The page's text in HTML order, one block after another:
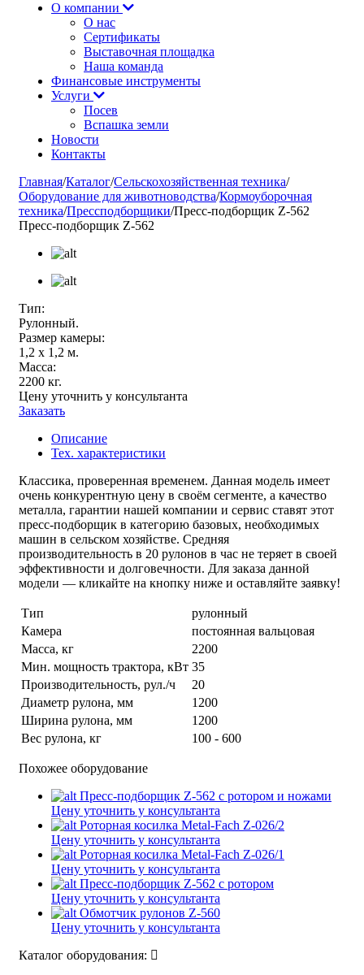
О компании
О нас
Сертификаты
Выставочная площадка
Наша команда
Финансовые инструменты
Услуги
Посев
Вспашка земли
Новости
Контакты
Главная/Каталог/Сельскохозяйственная техника/
Оборудование для животноводства/Кормоуборочная
техника/Прессподборщики/Пресс-подборщик Z-562
Пресс-подборщик Z-562
Тип:
Рулонный.
Размер камеры:
1,2 х 1,2 м.
Масса:
2200 кг.
Цену уточнить у консультанта
Заказать
Описание
Тех. характеристики
Классика, проверенная временем. Данная модель имеет
очень конкурентную цену в своём сегменте, а качество
металла, гарантии нашей компании и сервис ставят этот
пресс-подборщик в категорию базовых, необходимых
машин в сельском хозяйстве. Средняя
производительность в 20 рулонов в час не теряет в своей
эффективности и долговечности. Для заказа данной
модели — кликайте на кнопку ниже и оставляйте заявку!
Тип
рулонный
Камера
постоянная вальцовая
Масса, кг
2200
Мин. мощность трактора, кВт 35
Производительность, рул./ч
20
Диаметр рулона, мм
1200
Ширина рулона, мм
1200
Вес рулона, кг
100 - 600
Похожее оборудование
Пресс-подборщик Z-562 с ротором и ножами
Цену уточнить у консультанта
Роторная косилка Metal-Fach Z-026/2
Цену уточнить у консультанта
Роторная косилка Metal-Fach Z-026/1
Цену уточнить у консультанта
Пресс-подборщик Z-562 с ротором
Цену уточнить у консультанта
Обмотчик рулонов Z-560
Цену уточнить у консультанта
Каталог оборудования: